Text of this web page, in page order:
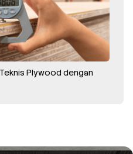
Plywood dengan